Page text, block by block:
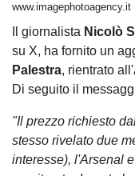
www.imagephotoagency.it
Il giornalista Nicolò
su X, ha fornito un
Palestra, rientrato
Di seguito il
"Il prezzo richiesto
stesso rivelato due
interesse), l'Arsenal